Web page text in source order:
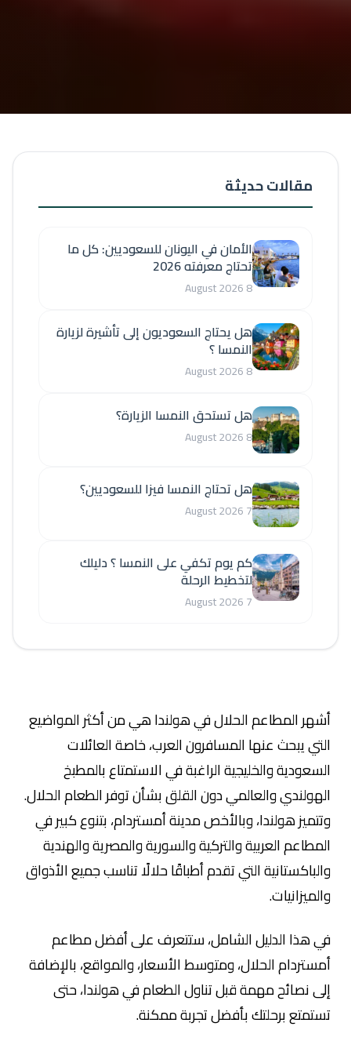
أشهر المطاعم الحلال في هولندا هي من أكثر المواضيع
التي يبحث عنها المسافرون العرب، خاصة العائلات
السعودية والخليجية الراغبة في الاستمتاع بالمطبخ
الهولندي والعالمي دون القلق بشأن توفر الطعام الحلال.
وتتميز هولندا، وبالأخص مدينة أمستردام، بتنوع كبير في
المطاعم العربية والتركية والسورية والمصرية والهندية
والباكستانية التي تقدم أطباقًا حلالًا تناسب جميع الأذواق
والميزانيات.
في هذا الدليل الشامل، ستتعرف على أفضل مطاعم
أمستردام الحلال، ومتوسط الأسعار، والمواقع، بالإضافة
إلى نصائح مهمة قبل تناول الطعام في هولندا، حتى
تستمتع برحلتك بأفضل تجربة ممكنة.
مقالات حديثة
الأمان في اليونان للسعوديين: كل ما
تحتاج معرفته 2026
8 August 2026
هل يحتاج السعوديون إلى تأشيرة لزيارة
النمسا ؟
8 August 2026
هل تستحق النمسا الزيارة؟
8 August 2026
هل تحتاج النمسا فيزا للسعوديين؟
7 August 2026
كم يوم تكفي على النمسا ؟ دليلك
لتخطيط الرحلة
7 August 2026